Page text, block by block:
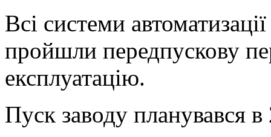
Всі системи
пройшли передпускову
експлуатацію.
Пуск заводу планувався в